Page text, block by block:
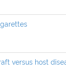
versus host